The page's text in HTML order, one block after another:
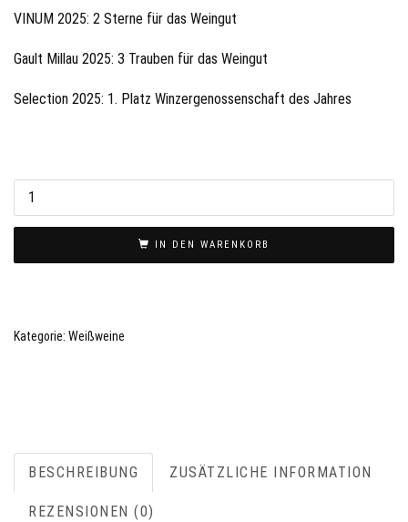
VINUM 2025: 2 Sterne für das Weingut
Gault Millau 2025: 3 Trauben für das Weingut
Selection 2025: 1. Platz Winzergenossenschaft des Jahres
2023
Hasenberg
Gewürztraminer
Menge
IN DEN WARENKORB
Kategorie: Weißweine
BESCHREIBUNG ZUSÄTZLICHE INFORMATION
REZENSIONEN (0)